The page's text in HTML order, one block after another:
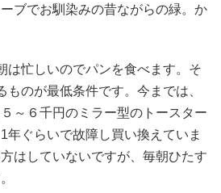
ブでお馴染みの昔ながらの緑。か
は忙しいのでパンを食べます。そ
のが最低条件です。今までは、
～６千円のミラー型のトースター
年ぐらいで故障し買い換えていま
はしていないですが、毎朝ひたす